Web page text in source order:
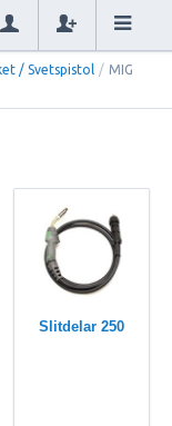
/ Svetspistol / MIG
Slitdelar 250